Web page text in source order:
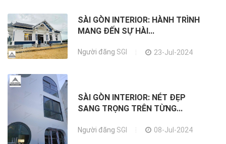
SÀI GÒN INTERIOR: HÀNH TRÌNH
MANG ĐẾN SỰ HÀI...
Người đăng SGI 23-Jul-2024
SÀI GÒN INTERIOR: NÉT ĐẸP
SANG TRỌNG TRÊN TỪNG...
Người đăng SGI 08-Jul-2024